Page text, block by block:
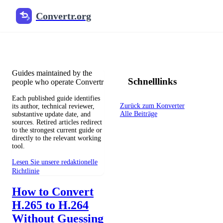
Convertr.org
Blog zur Dateikonvertierung
Guides maintained by the
people who operate Convertr
Each published guide identifies
its author, technical reviewer,
substantive update date, and
sources. Retired articles redirect
to the strongest current guide or
directly to the relevant working
tool.
Lesen Sie unsere redaktionelle
Richtlinie
How to Convert
H.265 to H.264
Without Guessing
Schnelllinks
Zurück zum Konverter
Alle Beiträge